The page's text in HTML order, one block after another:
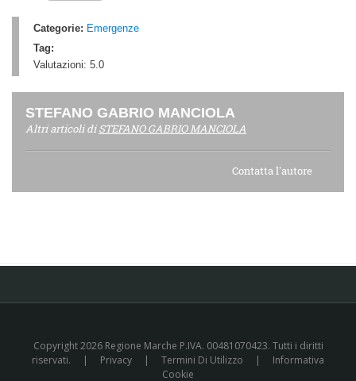
Categorie: Emergenze
Tag:
Valutazioni: 5.0
STEFANO GABRIO MANCIOLA
Altri articoli diSTEFANO GABRIO MANCIOLA
Contatta l'autore
Copyright 2026 Regione Marche P.IVA. 00481070423. Tutti i diritti
riservati.
| Privacy | Termini Di Utilizzo |
Informativa
Cookie